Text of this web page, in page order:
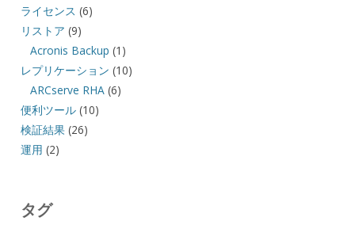
ライセンス (6)
リストア (9)
Acronis Backup (1)
レプリケーション (10)
ARCserve RHA (6)
便利ツール(10)
検証結果(26)
運用 (2)
タグ